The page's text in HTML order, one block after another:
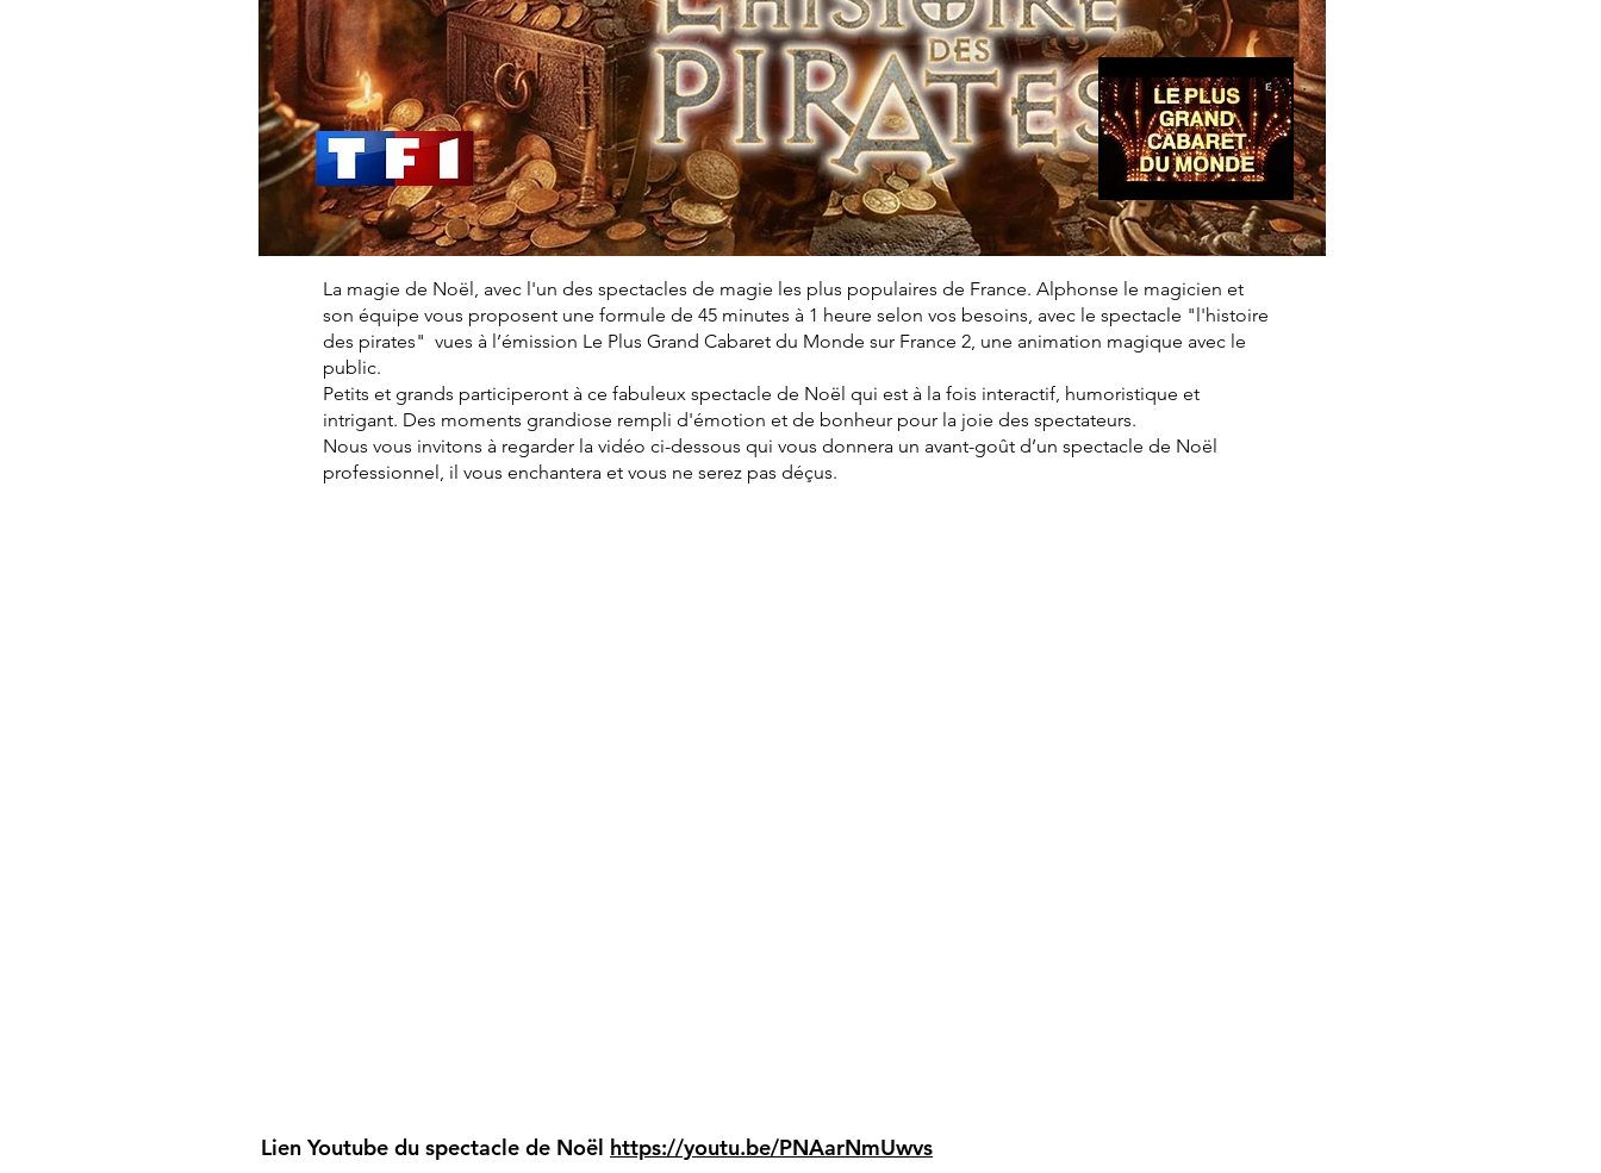
La magie de Noël, avec l'un des spectacles de magie les plus populaires de France. Alphonse le magicien et
son équipe vous proposent une formule de 45 minutes à 1 heure selon vos besoins, avec le spectacle "l'histoire
des pirates" vues à l’émission Le Plus Grand Cabaret du Monde sur France 2, une animation magique avec le
public.
Petits et grands participeront à ce fabuleux spectacle de Noël qui est à la fois interactif, humoristique et
intrigant. Des moments grandiose rempli d'émotion et de bonheur pour la joie des spectateurs.
Nous vous invitons à regarder la vidéo ci-dessous qui vous donnera un avant-goût d’un spectacle de Noël
professionnel, il vous enchantera et vous ne serez pas déçus.
Lien Youtube du spectacle de Noël https://youtu.be/PNAarNmUwvs